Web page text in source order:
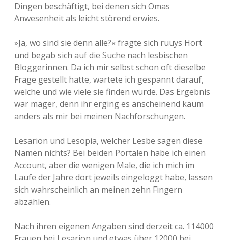
Dingen beschäftigt, bei denen sich Omas
Anwesenheit als leicht störend erwies.
»Ja, wo sind sie denn alle?« fragte sich ruuys Hort
und begab sich auf die Suche nach lesbischen
Bloggerinnen. Da ich mir selbst schon oft dieselbe
Frage gestellt hatte, wartete ich gespannt darauf,
welche und wie viele sie finden würde. Das Ergebnis
war mager, denn ihr erging es anscheinend kaum
anders als mir bei meinen Nachforschungen.
Lesarion und Lesopia, welcher Lesbe sagen diese
Namen nichts? Bei beiden Portalen habe ich einen
Account, aber die wenigen Male, die ich mich im
Laufe der Jahre dort jeweils eingeloggt habe, lassen
sich wahrscheinlich an meinen zehn Fingern
abzählen.
Nach ihren eigenen Angaben sind derzeit ca. 114000